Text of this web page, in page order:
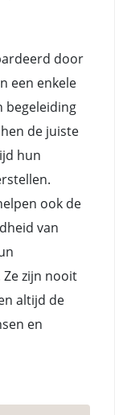
door
een enkele
begeleiding
de juiste
hun
ook de
van
zijn nooit
altijd de
en